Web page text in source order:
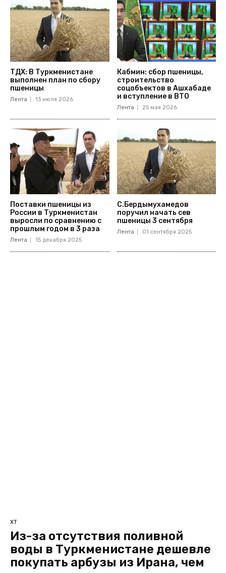
ТДХ: В Туркменистане
выполнен план по сбору
пшеницы
Лента 13 июля 2026
Кабмин: сбор пшеницы,
строительство
соцобъектов в Ашхабаде
и вступление в ВТО
Лента 25 мая 2026
Поставки пшеницы из
России в Туркменистан
выросли по сравнению с
прошлым годом в 3 раза
Лента 15 декабря 2025
С.Бердымухамедов
поручил начать сев
пшеницы 3 сентября
Лента 01 сентября 2025